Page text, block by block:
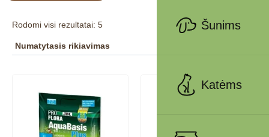
Šunims
Katėms
Rodomi visi rezultatai: 5